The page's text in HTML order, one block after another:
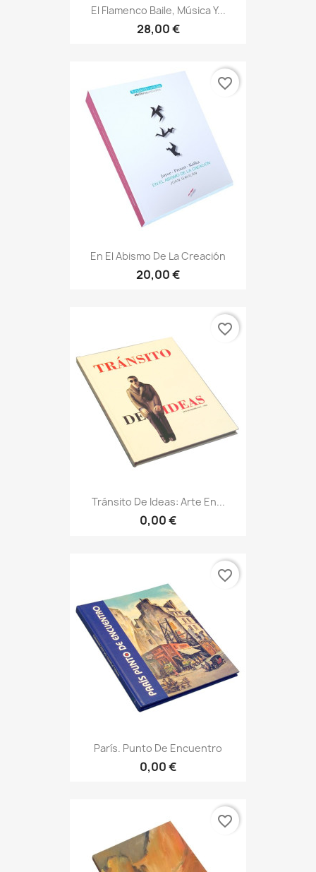
El Flamenco Baile, Música Y...
28,00 €
En El Abismo De La Creación
20,00 €
favorite_border
Tránsito De Ideas: Arte En...
0,00 €
favorite_border
París. Punto De Encuentro
0,00 €
favorite_border
favorite_border